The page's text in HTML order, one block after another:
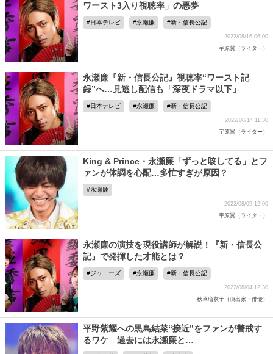
ワースト3入り視聴率」の悪夢
日本テレビ 永瀬廉 新・信長公記
2022/08/16 06:00
宇原翼（ライター）
永瀬廉『新・信長公記』視聴率“ワースト記
録”へ…見逃し配信も「深夜ドラマ以下」
日本テレビ 永瀬廉 新・信長公記
2022/08/14 11:30
宇原翼（ライター）
King & Prince・永瀬廉「ずっと咳してる」とフ
ァンが体調を心配…多忙すぎが原因？
永瀬廉
2022/08/09 12:00
宇原翼（ライター）
永瀬廉の演技を現役講師が解説！『新・信長公
記』で発揮した才能とは？
ジャニーズ 永瀬廉 新・信長公記
2022/08/04 12:30
秋草瑠衣子（演出家・俳優）
平野紫耀への黒島結菜“接近”をファンが警戒す
るワケ 過去には永瀬廉と…